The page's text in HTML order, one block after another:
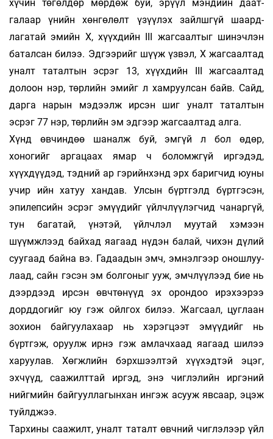
хүчин тө­гөл­дөр мөрдөж буй, эрүүл мэндийн даат­
галаар үнийн хөнгөлөлт үзүүлэх зайлшгүй шаард­
лагатай эмийн X, хүүхдийн III жагсаалтыг ши­нэчлэн
баталсан билээ. Эдгээрийг шүүж үзвэл, X жагсаалтад
уналт таталтын эсрэг 13, хүүхдийн III жагсаалтад
долоон нэр, төрлийн эмийг л хамруулсан байв. Сайд,
дар­га нарын мэдээлж ирсэн шиг уналт таталтын
эсрэг 77 нэр, төр­лийн эм эдгээр жагсаалтад алга.
Хүнд өвчиндөө шаналж буй, эмгүй л бол өдөр,
хоногийг аргацаах ямар ч боломжгүй ир­­гэ­дэд,
хүүхдүүдэд, тэдний ар гэрийнхэнд эрх ба­риг­чид юуны
учир ийн хатуу хандав. Ул­сын бүрт­гэлд бүрт­гэсэн,
эпилепсийн эсрэг эмүүдийг үйлч­лүү­лэгчид чанаргүй,
тун багатай, үнэ­тэй, үйлчлэл муутай хэмээн
шүүмжлээд байхад яагаад нүдэн балай, чи­хэн дүлий
суу­гаад байна вэ. Гадаадын эмч, эм­нэл­гээр онош­луу­
лаад, сайн гэсэн эм болгоныг ууж, эмч­­лүү­лээд бие нь
дээрдээд ирсэн өвчтөнүүд эх орондоо ирэхээрээ
дорддогийг юу гэж ойлгох билээ. Жаг­саал, цуглаан
зохион байгуулахаар нь хэрэг­цээт эмүү­дийг нь
бүртгэж, оруулж ирнэ гэж ам­лач­хаад яа­гаад шилээ
харуулав. Хөгж­лийн бэрх­шээл­тэй хүү­хэдтэй эцэг,
эхчүүд, саа­жилт­тай ир­гэд, энэ чиг­лэлийн иргэний
нийгмийн бай­гуул­­ла­гынхан ин­гэж асууж явсаар, эцэж
туйлд­жээ.
Тархины саажилт, уналт таталт өвчний чиг­лэлээр үйл